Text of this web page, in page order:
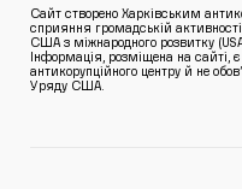
Сайт створено Харківським
сприяння громадській
США з міжнародного розвитку
Інформація, розміщена на сайті,
антикорупційного центру й не
Уряду США.